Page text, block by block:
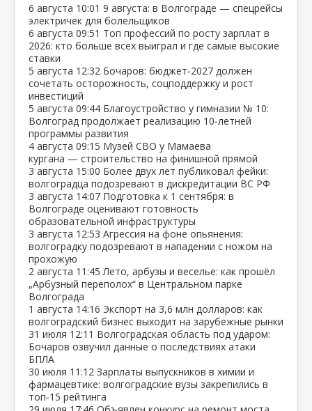
6 августа 10:01 9 августа: в Волгограде — спецрейсы
электричек для болельщиков
6 августа 09:51 Топ профессий по росту зарплат в
2026: кто больше всех выиграл и где самые высокие
ставки
5 августа 12:32 Бочаров: бюджет‑2027 должен
сочетать осторожность, соцподдержку и рост
инвестиций
5 августа 09:44 Благоустройство у гимназии № 10:
Волгоград продолжает реализацию 10‑летней
программы развития
4 августа 09:15 Музей СВО у Мамаева
кургана — строительство на финишной прямой
3 августа 15:00 Более двух лет публиковал фейки:
волгоградца подозревают в дискредитации ВС РФ
3 августа 14:07 Подготовка к 1 сентября: в
Волгограде оценивают готовность
образовательной инфраструктуры
3 августа 12:53 Агрессия на фоне опьянения:
волгоградку подозревают в нападении с ножом на
прохожую
2 августа 11:45 Лето, арбузы и веселье: как прошёл
„Арбузный переполох“ в Центральном парке
Волгограда
1 августа 14:16 Экспорт на 3,6 млн долларов: как
волгоградский бизнес выходит на зарубежные рынки
31 июля 12:11 Волгоградская область под ударом:
Бочаров озвучил данные о последствиях атаки
БПЛА
30 июля 11:12 Зарплаты выпускников в химии и
фармацевтике: волгоградские вузы закрепились в
топ‑15 рейтинга